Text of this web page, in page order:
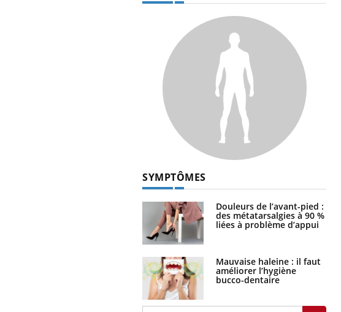
SYMPTÔMES
Douleurs de l’avant-pied :
des métatarsalgies à 90 %
liées à problème d’appui
Mauvaise haleine : il faut
améliorer l’hygiène
bucco-dentaire